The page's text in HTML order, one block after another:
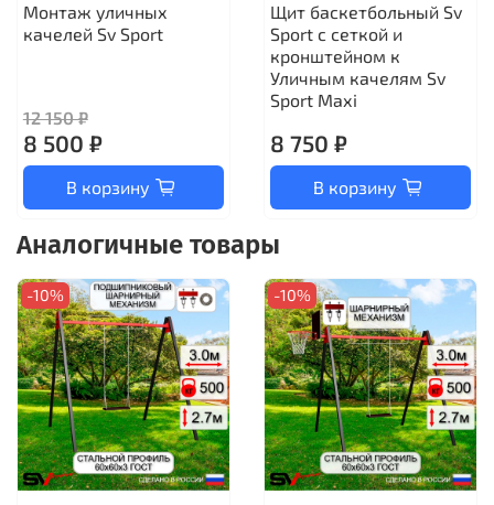
Монтаж уличных
качелей Sv Sport
12 150 ₽
8 500 ₽
В корзину
Щит баскетбольный Sv
Sport c сеткой и
кронштейном к
Уличным качелям Sv
Sport Maхi
8 750 ₽
В корзину
Аналогичные товары
-10% -10%